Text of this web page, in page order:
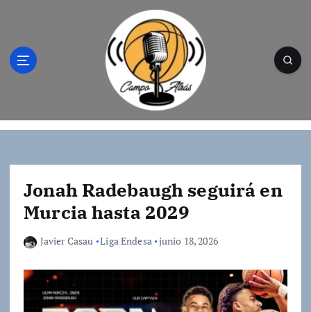
l
Campo Atrás - Tu web de baloncesto donde
mundo de la canasta. Crónicas, noticias,
artículos y fotos del mejor baloncesto
Jonah Radebaugh seguirá en
Murcia hasta 2029
Javier Casau Liga Endesa junio 18, 2026